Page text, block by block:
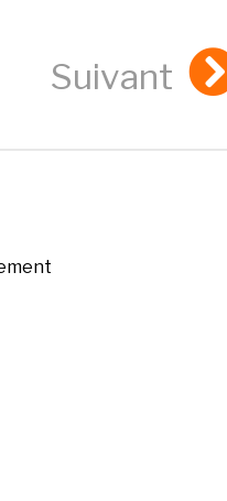
Suivant